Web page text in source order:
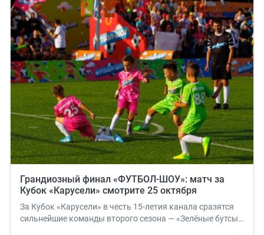
Грандиозный финал «ФУТБОЛ-ШОУ»: матч за
Кубок «Карусели» смотрите 25 октября
За Кубок «Карусели» в честь 15-летия канала сразятся
сильнейшие команды второго сезона — «Зелёные бутсы»